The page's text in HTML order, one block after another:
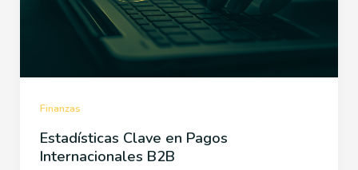
Finanzas
Estadísticas Clave en Pagos
Internacionales B2B